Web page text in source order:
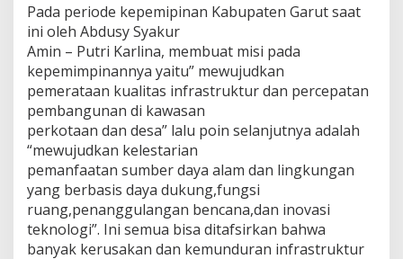
Pada periode kepemipinan Kabupaten Garut saat
ini oleh Abdusy Syakur
Amin – Putri Karlina, membuat misi pada
kepemimpinannya yaitu” mewujudkan
pemerataan kualitas infrastruktur dan percepatan
pembangunan di kawasan
perkotaan dan desa” lalu poin selanjutnya adalah
“mewujudkan kelestarian
pemanfaatan sumber daya alam dan lingkungan
yang berbasis daya dukung,fungsi
ruang,penanggulangan bencana,dan inovasi
teknologi”. Ini semua bisa ditafsirkan bahwa
banyak kerusakan dan kemunduran infrastruktur